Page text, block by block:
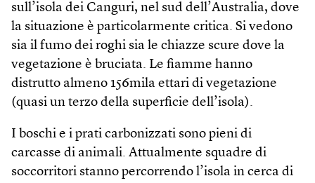
sull’isola dei Canguri, nel sud dell’Australia, dove
la situazione è particolarmente critica. Si vedono
sia il fumo dei roghi sia le chiazze scure dove la
vegetazione è bruciata. Le fiamme hanno
distrutto almeno 156mila ettari di vegetazione
(quasi un terzo della superficie dell’isola).
I boschi e i prati carbonizzati sono pieni di
carcasse di animali. Attualmente squadre di
soccorritori stanno percorrendo l’isola in cerca di